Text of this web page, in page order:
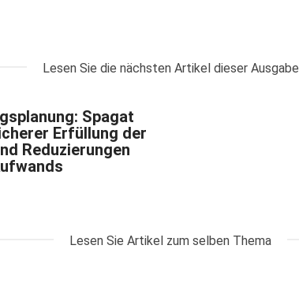
Lesen Sie die nächsten Artikel dieser Ausgabe
Spagat
Erfüllung der
Reduzierungen
Lesen Sie Artikel zum selben Thema